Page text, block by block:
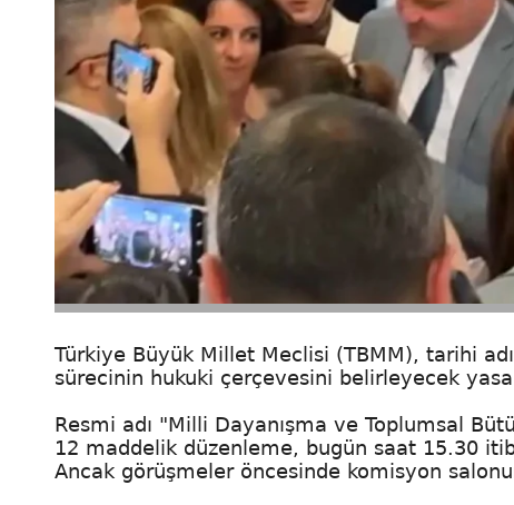
Türkiye Büyük Millet Meclisi (TBMM), tarihi
sürecinin hukuki çerçevesini belirleyecek
Resmi adı "Milli Dayanışma ve Toplumsal
12 maddelik düzenleme, bugün saat 15.30
Ancak görüşmeler öncesinde komisyon